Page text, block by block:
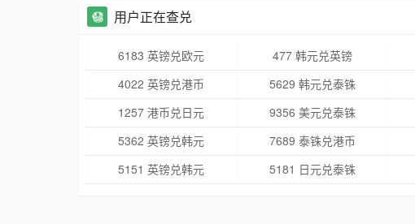
用户正在查兑
6183 英镑兑欧元 477 韩元兑英镑
4022 英镑兑港币
5629 韩元兑泰铢
1257 港币兑日元
9356 美元兑泰铢
5362 英镑兑韩元
7689 泰铢兑港币
5151 英镑兑韩元
5181 日元兑泰铢